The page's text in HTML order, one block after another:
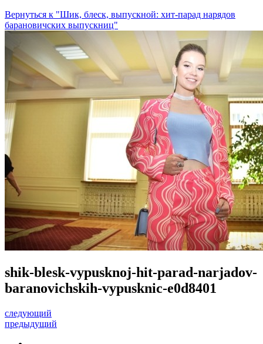
Вернуться к "Шик, блеск, выпускной: хит-парад нарядов
барановичских выпускниц"
shik-blesk-vypusknoj-hit-parad-narjadov-
baranovichskih-vypusknic-e0d8401
следующий
предыдущий